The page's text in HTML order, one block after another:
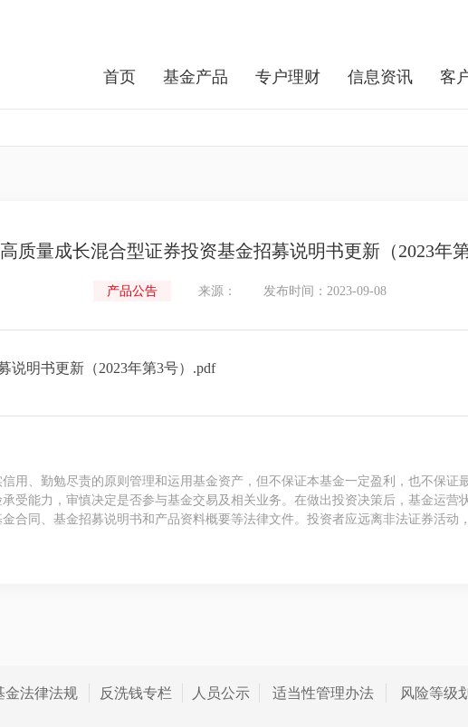
首页 基金产品 专户理财 信息资讯 客
质量成长混合型证券投资基金招募说明书更新（2023年第
产品公告 来源： 发布时间：2023-09-08
说明书更新（2023年第3号）.pdf
用、勤勉尽责的原则管理和运用基金资产，但不保证本基金一定盈利，也不保
受能力，审慎决定是否参与基金交易及相关业务。在做出投资决策后，基金运
合同、基金招募说明书和产品资料概要等法律文件。投资者应远离非法证券活
金法律法规 反洗钱专栏 人员公示 适当性管理办法 风险等级